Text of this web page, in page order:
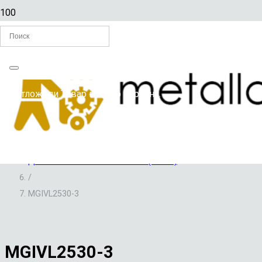
Вы отложилиТоварв свою корзину.
Главная
/
ИМПОРТНЫЕ МЕТАЛЛОРЕЖУЩИЕ ИНСТРУМЕНТЫ И
ПРИСПОСОБЛЕНИЯ
/
MGIVL2530-3
MGIVL2530-3